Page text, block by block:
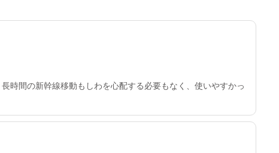
時間の新幹線移動もしわを心配する必要もなく、使いやすかっ